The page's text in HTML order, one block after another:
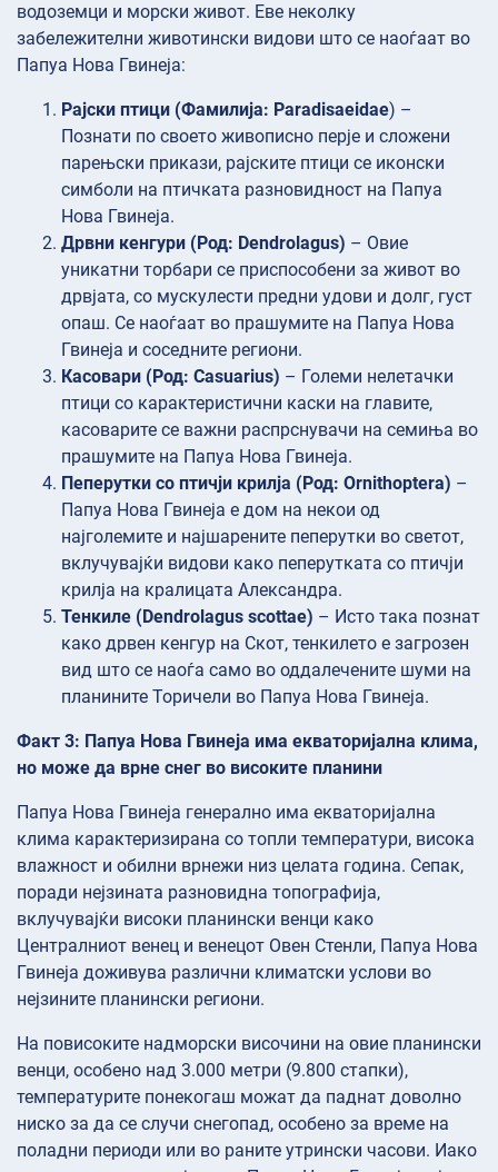
водоземци и морски живот. Еве неколку
забележителни животински видови што се наоѓаат во
Папуа Нова Гвинеја:
Рајски птици (Фамилија: Paradisaeidae) –
Познати по своето живописно перје и сложени
парењски прикази, рајските птици се иконски
симболи на птичката разновидност на Папуа
Нова Гвинеја.
Дрвни кенгури (Род: Dendrolagus) – Овие
уникатни торбари се приспособени за живот во
дрвјата, со мускулести предни удови и долг, густ
опаш. Се наоѓаат во прашумите на Папуа Нова
Гвинеја и соседните региони.
Касовари (Род: Casuarius) – Големи нелетачки
птици со карактеристични каски на главите,
касоварите се важни распрснувачи на семиња во
прашумите на Папуа Нова Гвинеја.
Пеперутки со птичји крилја (Род: Ornithoptera) –
Папуа Нова Гвинеја е дом на некои од
најголемите и најшарените пеперутки во светот,
вклучувајќи видови како пеперутката со птичји
крилја на кралицата Александра.
Тенкиле (Dendrolagus scottae) – Исто така познат
како дрвен кенгур на Скот, тенкилето е загрозен
вид што се наоѓа само во оддалечените шуми на
планините Торичели во Папуа Нова Гвинеја.
Факт 3: Папуа Нова Гвинеја има екваторијална клима,
но може да врне снег во високите планини
Папуа Нова Гвинеја генерално има екваторијална
клима карактеризирана со топли температури, висока
влажност и обилни врнежи низ целата година. Сепак,
поради нејзината разновидна топографија,
вклучувајќи високи планински венци како
Централниот венец и венецот Овен Стенли, Папуа Нова
Гвинеја доживува различни климатски услови во
нејзините планински региони.
На повисоките надморски височини на овие планински
венци, особено над 3.000 метри (9.800 стапки),
температурите понекогаш можат да паднат доволно
ниско за да се случи снегопад, особено за време на
поладни периоди или во раните утрински часови. Иако